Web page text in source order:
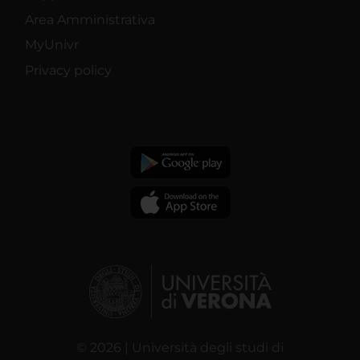
Area Amministrativa
MyUnivr
Privacy policy
© 2026 | Università degli studi di